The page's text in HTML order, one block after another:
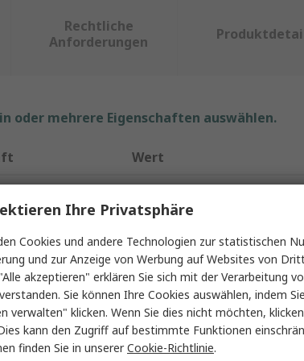
Rechtliche
Anforderungen
oder mehrere Eigenschaften auswählen.
Wert
Buchse
Metri-Pack 630
Buchse
Zinn
Ihre Privatsphäre
Cookies und andere Technologien zur statistischen
und zur Anzeige von Werbung auf Websites von
akzeptieren" erklären Sie sich mit der Verarbeitung
Sie können Ihre Cookies auswählen, indem
verwalten" klicken. Wenn Sie dies nicht möchten,
kann den Zugriff auf bestimmte Funktionen
finden Sie in unsererCookie-Richtlinie.